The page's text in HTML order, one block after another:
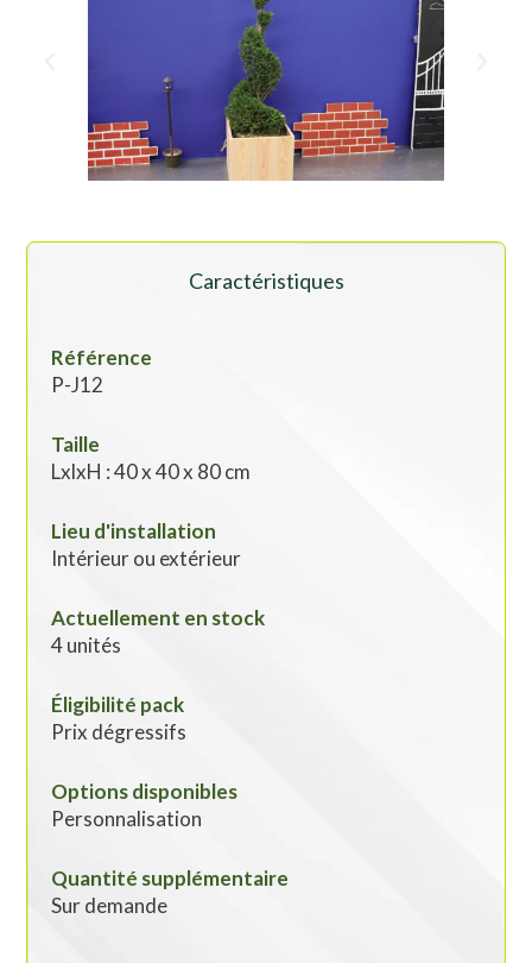
Caractéristiques
Référence
P-J12
Taille
LxlxH : 40 x 40 x 80 cm
Lieu d'installation
Intérieur ou extérieur
Actuellement en stock
4 unités
Éligibilité pack
Prix dégressifs
Options disponibles
Personnalisation
Quantité supplémentaire
Sur demande